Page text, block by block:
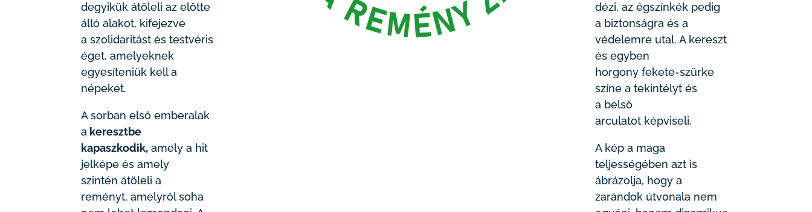
degyikük átöleli az előtte
álló alakot, kifejezve
a szolidaritást és testvéris
éget, amelyeknek
egyesíteniük kell a
népeket.
A sorban első emberalak
a keresztbe
kapaszkodik, amely a hit
jelképe és amely
szintén átöleli a
reményt, amelyről soha
dézi, az égszínkék pedig
a biztonságra és a
védelemre utal. A kereszt
és egyben
horgony fekete-szürke
színe a tekintélyt és
a belső
arculatot képviseli.
A kép a maga
teljességében azt is
ábrázolja, hogy a
zarándok útvonala nem